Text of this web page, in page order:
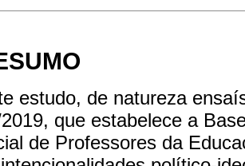
estudo, de natureza
que estabelece a
de Professores da